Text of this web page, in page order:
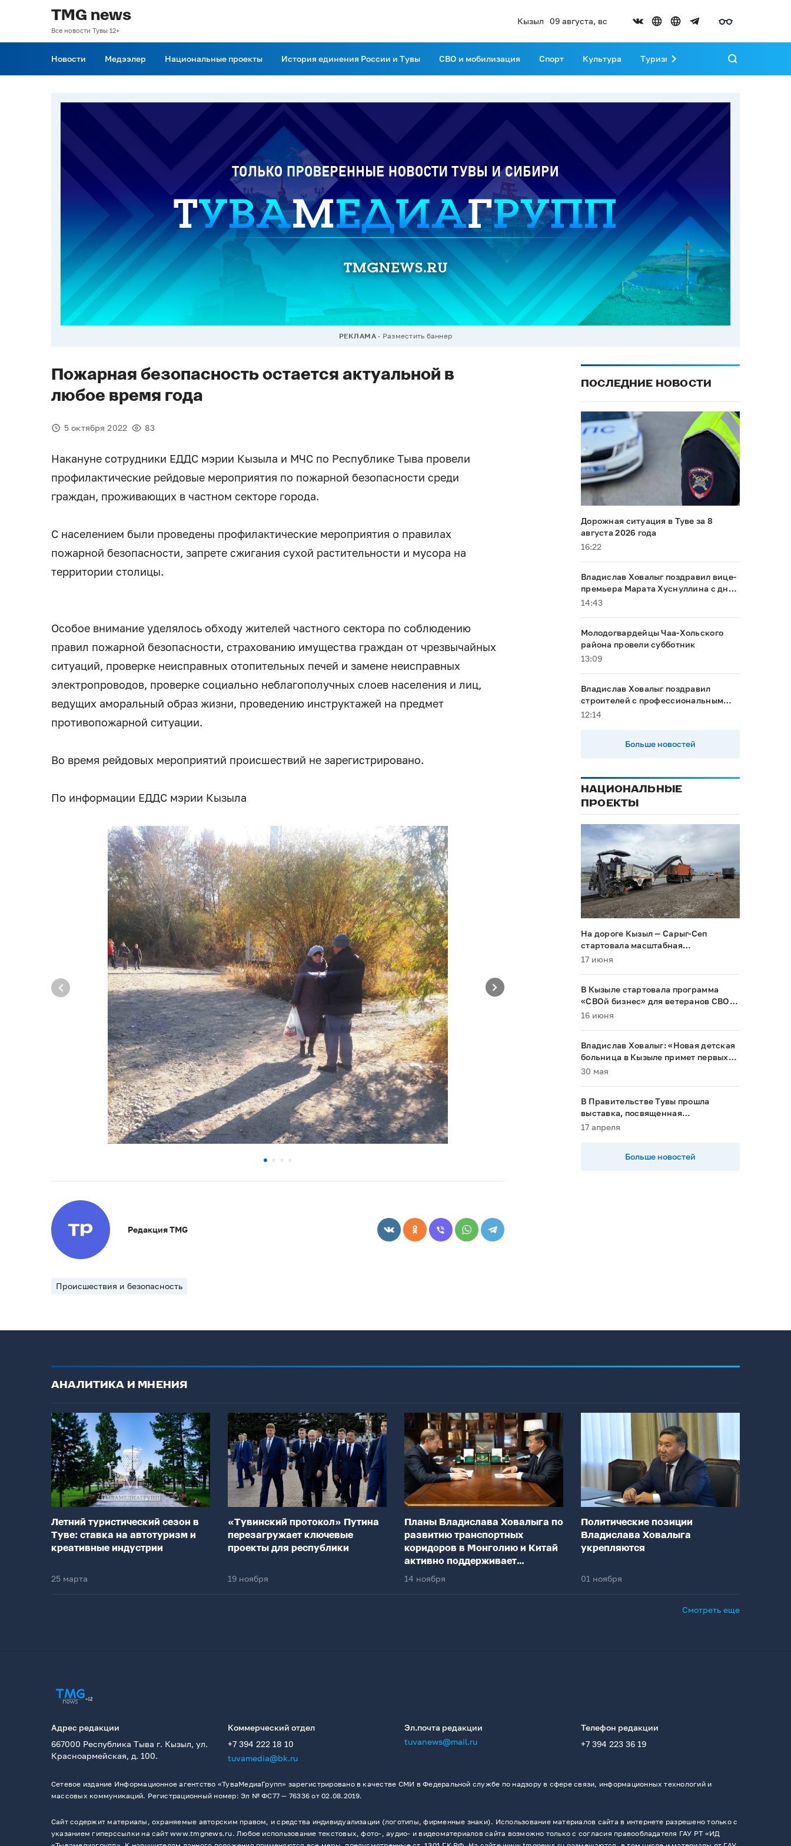
TMG news
Все новости Тувы 12+
Кызыл 09 августа, вс
Новости Медээлер Национальные проекты История единения России и Тувы СВО и мобилизация Спорт Культура Туризм Развитие Тувы
РЕКЛАМА Разместить баннер
Пожарная безопасность остается актуальной в
любое время года
5 октября 2022 83
Накануне сотрудники ЕДДС мэрии Кызыла и МЧС по Республике Тыва провели
профилактические рейдовые мероприятия по пожарной безопасности среди
граждан, проживающих в частном секторе города.
С населением были проведены профилактические мероприятия о правилах
пожарной безопасности, запрете сжигания сухой растительности и мусора на
территории столицы.
Особое внимание уделялось обходу жителей частного сектора по соблюдению
правил пожарной безопасности, страхованию имущества граждан от чрезвычайных
ситуаций, проверке неисправных отопительных печей и замене неисправных
электропроводов, проверке социально неблагополучных слоев населения и лиц,
ведущих аморальный образ жизни, проведению инструктажей на предмет
противопожарной ситуации.
Во время рейдовых мероприятий происшествий не зарегистрировано.
По информации ЕДДС мэрии Кызыла
Редакция TMG
Происшествия и безопасность
ПОСЛЕДНИЕ НОВОСТИ
Дорожная ситуация в Туве за 8
августа 2026 года
16:22
Владислав Ховалыг поздравил вице-
премьера Марата Хуснуллина с днём
рождения
14:43
Молодогвардейцы Чаа-Хольского
района провели субботник
13:09
Владислав Ховалыг поздравил
строителей с профессиональным
праздником
12:14
Больше новостей
НАЦИОНАЛЬНЫЕ
ПРОЕКТЫ
На дороге Кызыл — Сарыг-Сеп
стартовала масштабная
реконструкция
17 июня
В Кызыле стартовала программа
«СВОй бизнес» для ветеранов СВО и
их семей
16 июня
Владислав Ховалыг: «Новая детская
больница в Кызыле примет первых
пациентов в 2028 году»
30 мая
В Правительстве Тувы прошла
выставка, посвященная
национальным проектам
17 апреля
Больше новостей
АНАЛИТИКА И МНЕНИЯ
Летний туристический сезон в
Туве: ставка на автотуризм и
креативные индустрии
25 марта
«Тувинский протокол» Путина
перезагружает ключевые
проекты для республики
19 ноября
Планы Владислава Ховалыга по
развитию транспортных
коридоров в Монголию и Китай
активно поддерживает
федеральный центр
14 ноября
Политические позиции
Владислава Ховалыга
укрепляются
01 ноября
Смотреть еще
Адрес редакции
667000 Республика Тыва г. Кызыл, ул.
Красноармейская, д. 100.
Коммерческий отдел
+7 394 222 18 10
tuvamedia@bk.ru
Эл.почта редакции
tuvanews@mail.ru
Телефон редакции
+7 394 223 36 19
Сетевое издание Информационное агентство «ТуваМедиаГрупп» зарегистрировано в качестве СМИ в Федеральной службе по надзору в сфере связи, информационных технологий и
массовых коммуникаций. Регистрационный номер: Эл № ФС77 — 76336 от 02.08.2019.
Сайт содержит материалы, охраняемые авторским правом, и средства индивидуализации (логотипы, фирменные знаки). Использование материалов сайта в интернете разрешено только с
указанием гиперссылки на сайт www.tmgnews.ru. Любое использование текстовых, фото-, аудио- и видеоматериалов сайта возможно только с согласия правообладателя ГАУ РТ «ИД